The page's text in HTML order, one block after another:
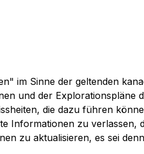
im Sinne der geltenden
und der Explorationspläne
die dazu führen
zu verlassen,
zu aktualisieren, es sei